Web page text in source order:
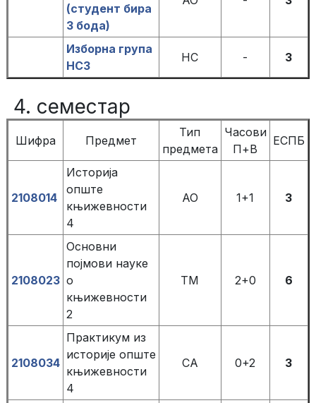
(студент бира
3 бода)
Изборна група
НС3
НС - 3
4. семестар
Шифра Предмет
Тип
предмета
Часови
П+В
ЕСПБ
2108014
Историја
опште
књижевности
4
АО 1+1 3
2108023
Основни
појмови науке
о
књижевности
2
ТМ 2+0 6
2108034
Практикум из
историје опште
књижевности
4
СА 0+2 3